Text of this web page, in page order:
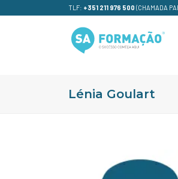
TLF: +351 211 976 500 (CHAMADA
Lénia Goulart